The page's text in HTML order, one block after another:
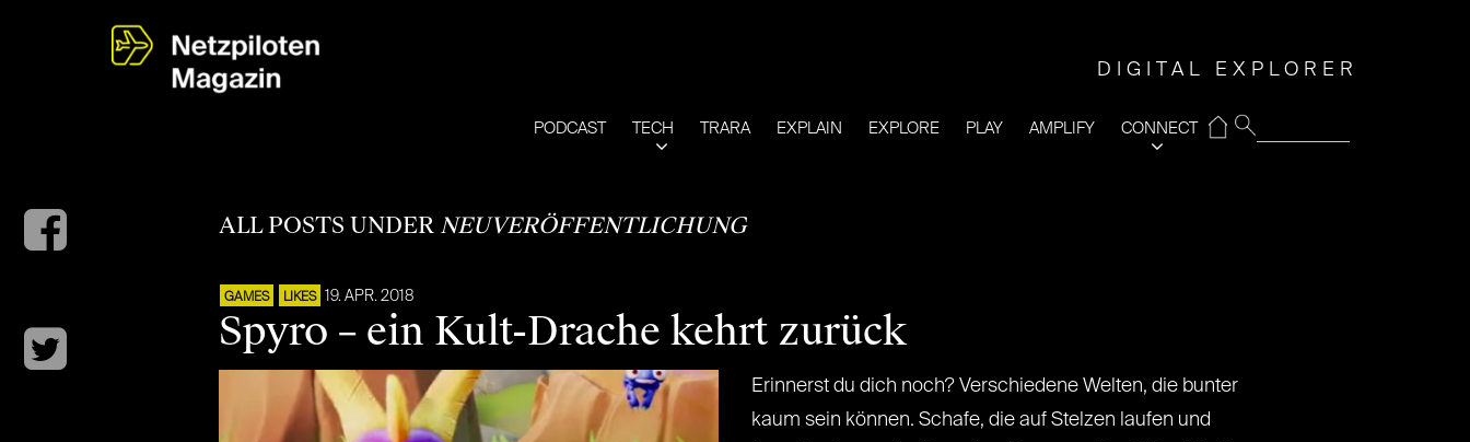
DIGITAL EXPLORER
PODCAST TECH TRARA EXPLAIN EXPLORE PLAY AMPLIFY CONNECT
⌂
ALL POSTS UNDER NEUVERÖFFENTLICHUNG
GAMES LIKES 19. APR. 2018
Spyro – ein Kult-Drache kehrt zurück
Erinnerst du dich noch? Verschiedene Welten, die bunter
kaum sein können. Schafe, die auf Stelzen laufen und